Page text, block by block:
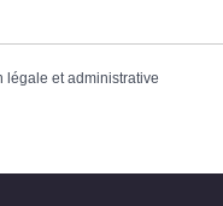
légale et administrative